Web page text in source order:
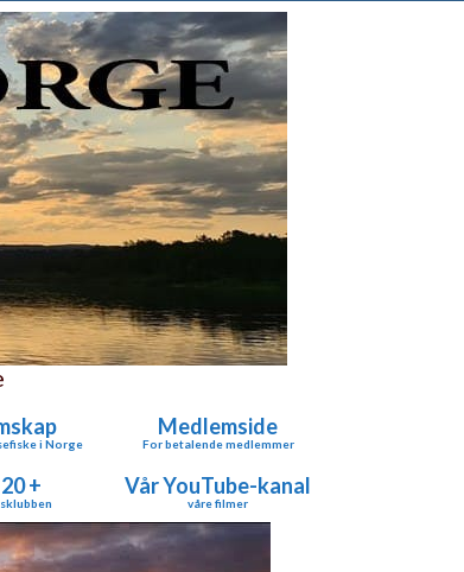
i Norge
Medlemside
For betalende medlemmer
+ Vår YouTube-kanal
våre filmer